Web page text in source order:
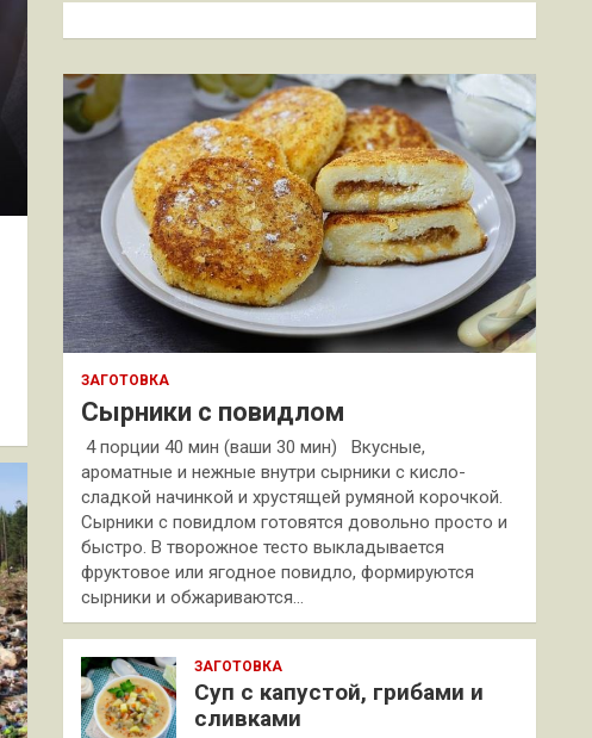
к
ЗАГОТОВКА
Сырники с повидлом
4 порции 40 мин (ваши 30 мин) Вкусные,
ароматные и нежные внутри сырники с кисло-
сладкой начинкой и хрустящей румяной корочкой.
Сырники с повидлом готовятся довольно просто и
быстро. В творожное тесто выкладывается
фруктовое или ягодное повидло, формируются
сырники и обжариваются…
ЗАГОТОВКА
Суп с капустой, грибами и
сливками